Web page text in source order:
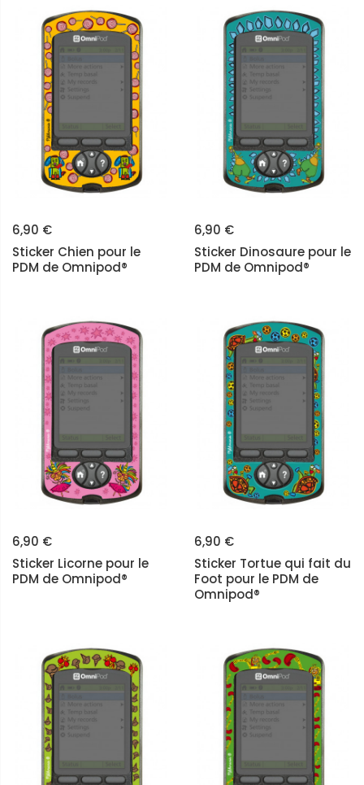
6,90 €
Sticker Chien pour le
PDM de Omnipod®
6,90 €
Sticker Dinosaure pour le
PDM de Omnipod®
6,90 €
Sticker Licorne pour le
PDM de Omnipod®
6,90 €
Sticker Tortue qui fait du
Foot pour le PDM de
Omnipod®